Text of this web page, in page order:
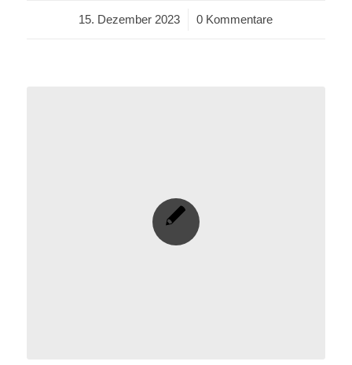
15. Dezember 2023
/ 0 Kommentare